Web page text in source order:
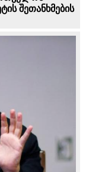
შეთანხმების